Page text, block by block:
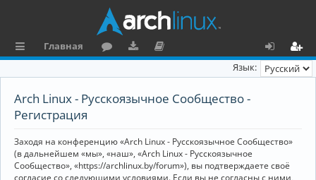
л
и
Главная
н
та
х
ег
Язык:
Arch Linux - Русскоязычное Сообщество -
Регистрация
Заходя на конференцию «Arch Linux - Русскоязычное Сообщество»
(в дальнейшем «мы», «наш», «Arch Linux - Русскоязычное
Сообщество», «https://archlinux.by/forum»), вы подтверждаете своё
согласие со следующими условиями. Если вы не согласны с ними,